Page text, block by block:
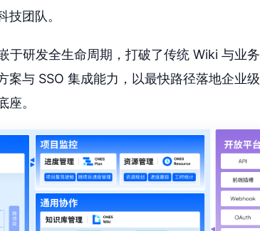
团队。
于研发全生命周期，打破了传统 Wiki 与业务
与 SSO 集成能力，以最快路径落地企业级
。